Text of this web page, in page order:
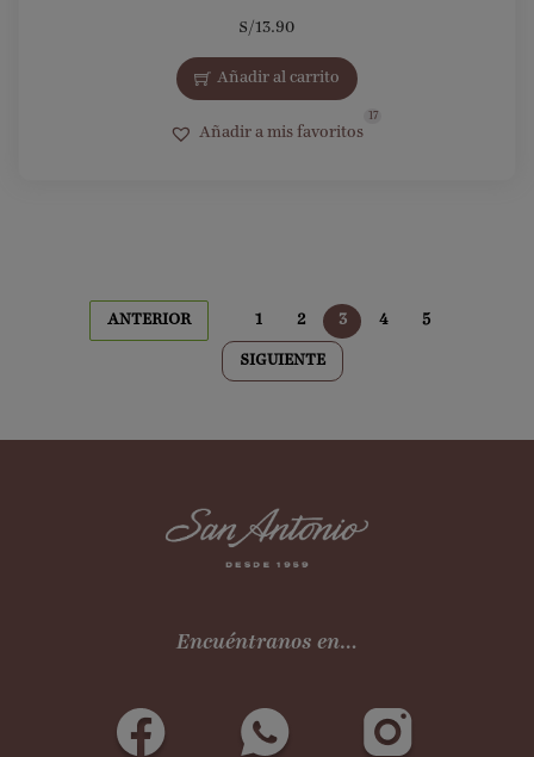
S/13.90
Añadir al carrito
Añadir a mis favoritos
17
ANTERIOR 1 2 3 4 5
SIGUIENTE
Encuéntranos en…